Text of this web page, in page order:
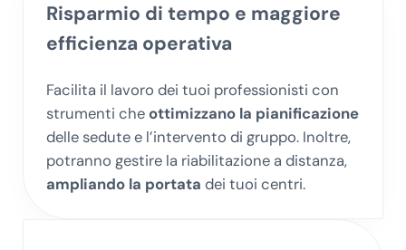
Risparmio di tempo e maggiore
efficienza operativa
Facilita il lavoro dei tuoi professionisti con
strumenti che ottimizzano la pianificazione
delle sedute e l’intervento di gruppo. Inoltre,
potranno gestire la riabilitazione a distanza,
ampliando la portata dei tuoi centri.